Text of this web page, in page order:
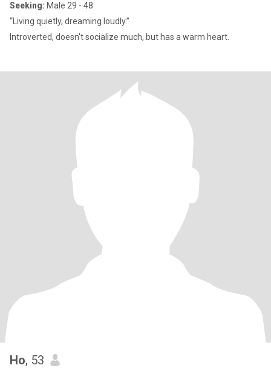
Seeking: Male 29 - 48
“Living quietly, dreaming loudly.”
Introverted, doesn't socialize much, but has a warm heart.
Ho, 53